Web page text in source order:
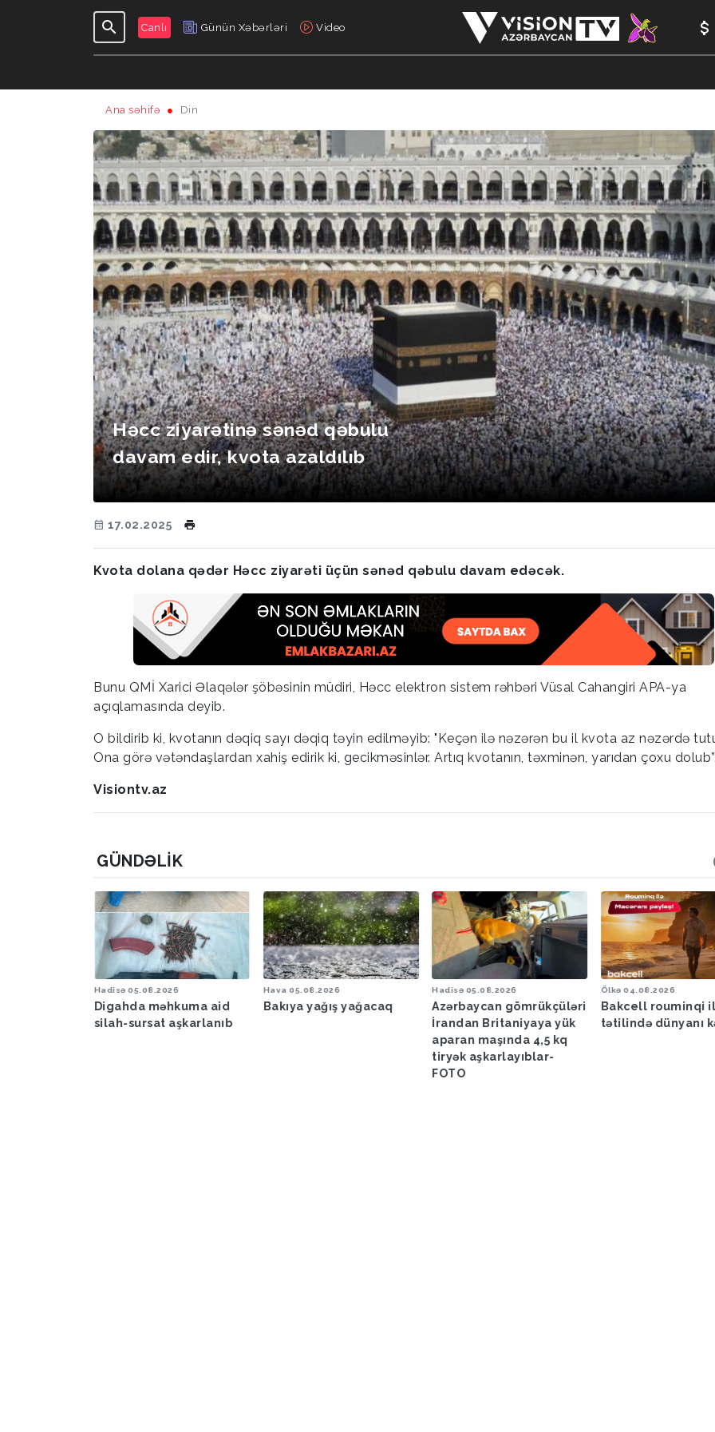
Canlı Günün Xəbərləri Video
GÜNDƏLIK
Ana səhifə Din
Həcc ziyarətinə sənəd qəbulu
davam edir, kvota azaldılıb
17.02.2025
Kvota dolana qədər Həcc ziyarəti üçün sənəd qəbulu davam edəcək.
Bunu QMİ Xarici Əlaqələr şöbəsinin müdiri, Həcc elektron sistem rəhbəri Vüsal Cahangiri APA-ya
açıqlamasında deyib.
O bildirib ki, kvotanın dəqiq sayı dəqiq təyin edilməyib: "Keçən ilə nəzərən bu il kvota az nəzərdə
Ona görə vətəndaşlardan xahiş edirik ki, gecikməsinlər. Artıq kvotanın, təxminən, yarıdan çoxu dolub”.
Visiontv.az
GÜNDƏLIK
Hadisə 05.08.2026
Digahda məhkuma aid
silah-sursat aşkarlanıb
Hava 05.08.2026
Bakıya yağış yağacaq
Hadisə 05.08.2026
Azərbaycan gömrükçüləri
İrandan Britaniyaya yük
aparan maşında 4,5 kq
tiryək aşkarlayıblar-
FOTO
Ölkə 04.08.2026
Bakcell rouminqi
tətilində dünyanı